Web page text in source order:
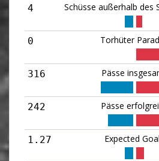
4 Schüsse außerhalb des
0 Torhüter
316 Pässe
242 Pässe
1.27 Expected